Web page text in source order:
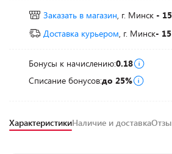
Заказать в магазин, г. Минск -
Доставка курьером, г. Минск-
Бонусы к начислению:0.18
Списание бонусов:до 25%
ХарактеристикиНаличие и доставка